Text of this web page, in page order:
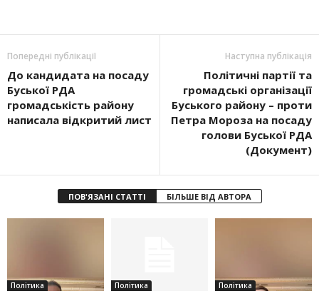
Попередні публікації
До кандидата на посаду
Буської РДА
громадськість району
написала відкритий лист
Наступна публікація
Політичні партії та
громадські організації
Буського району – проти
Петра Мороза на посаду
голови Буської РДА
(Документ)
ПОВ'ЯЗАНІ СТАТТІ БІЛЬШЕ ВІД АВТОРА
Політика Політика Політика